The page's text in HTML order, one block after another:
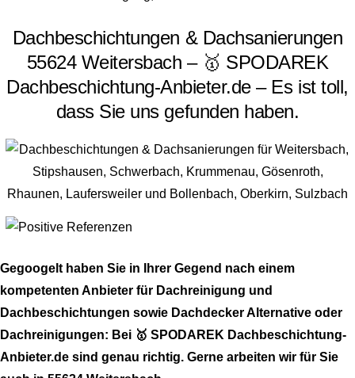
Dachbeschichtungen & Dachsanierungen
55624 Weitersbach – 🥇 SPODAREK
Dachbeschichtung-Anbieter.de – Es ist toll,
dass Sie uns gefunden haben.
Gegoogelt haben Sie in Ihrer Gegend nach einem
kompetenten Anbieter für Dachreinigung und
Dachbeschichtungen sowie Dachdecker Alternative oder
Dachreinigungen: Bei 🥇 SPODAREK Dachbeschichtung-
Anbieter.de sind genau richtig. Gerne arbeiten wir für Sie